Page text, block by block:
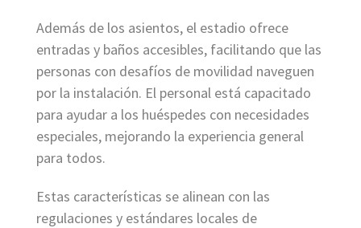
Además de los asientos, el estadio ofrece
entradas y baños accesibles, facilitando que las
personas con desafíos de movilidad naveguen
por la instalación. El personal está capacitado
para ayudar a los huéspedes con necesidades
especiales, mejorando la experiencia general
para todos.
Estas características se alinean con las
regulaciones y estándares locales de